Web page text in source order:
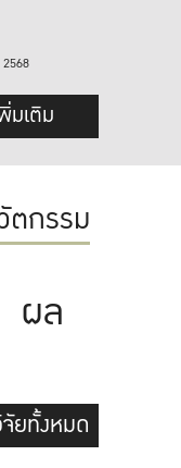
มเติม
ตกรรม
ผล
ยทั้งหมด